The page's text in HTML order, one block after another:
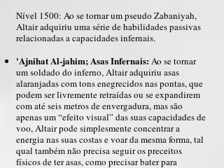
Nível 1500: Ao se tornar um pseudo Zabaniyah,
Altair adquiriu uma série de habilidades passivas
relacionadas a capacidades infernais.
'Ajnihat Al-jahim; Asas Infernais: Ao se tornar
um soldado do inferno, Altair adquiriu asas
alaranjadas com tons enegrecidos nas pontas, que
podem ser livremente retraídas ou se expandirem
com até seis metros de envergadura, mas são
apenas um “efeito visual” das suas capacidades de
voo, Altair pode simplesmente concentrar a
energia nas suas costas e voar da mesma forma, tal
qual também não precisa seguir os preceitos
físicos de ter asas, como precisar bater para